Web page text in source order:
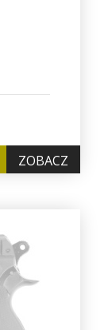
ZOBACZ